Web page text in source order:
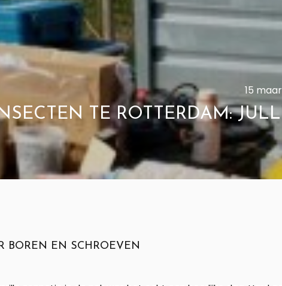
15
TE ROTTERDAM:
BOREN EN SCHROEVEN